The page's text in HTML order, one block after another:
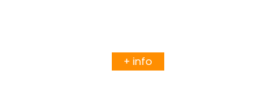
+ info